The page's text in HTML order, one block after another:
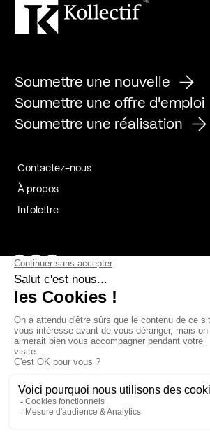
Soumettre une nouvelle
Soumettre une offre d'emploi
Soumettre une réalisation
Contactez-nous
À propos
Infolettre
Page Facebook de Kollectif
Page Instagram de Kollectif
Page Linkedin de Kollectif
Bâtiment-Durable-Québec-1
Esquisses-1
MP-1 v2com-1